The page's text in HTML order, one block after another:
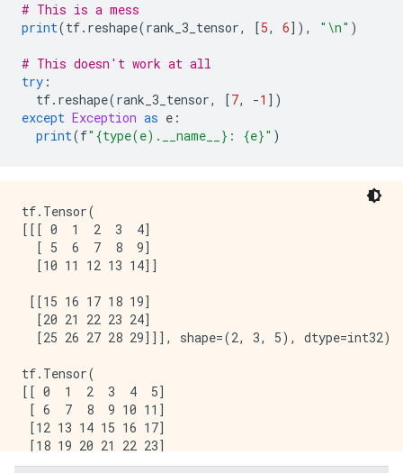
# This is a mess
print(tf. reshape(rank_3_tensor, [5, 6]), "\n" )
# This doesn't work at all
try :
tf. reshape(rank_3_tensor, [7, -1 ])
except Exception as e :
print(f"{type(e).__name__}: {e}" )
tf.Tensor(
[[[ 0  1  2  3  4]
  [ 5  6  7  8  9]
  [10 11 12 13 14]]
[[15 16 17 18 19]
  [20 21 22 23 24]
  [25 26 27 28 29]]], shape=(2, 3, 5), dtype=int32)
tf.Tensor(
[[ 0  1  2  3  4  5]
[ 6  7  8  9 10 11]
[12 13 14 15 16 17]
[18 19 20 21 22 23]
[24 25 26 27 28 29]], shape=(5, 6), dtype=int32)